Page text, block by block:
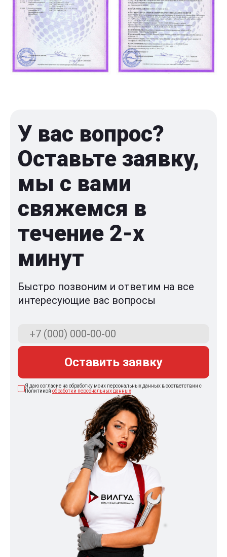
У вас вопрос?
Оставьте заявку,
мы с вами
свяжемся в
течение 2-x
минут
Быстро позвоним и ответим на все
интересующие вас вопросы
Оставить заявку
Я даю согласие на обработку моих персональных данных в соответствии с
Политикой обработки персональных данных